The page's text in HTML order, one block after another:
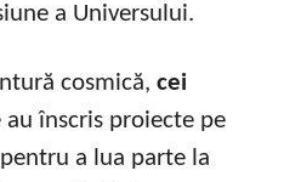
a Universului.
cosmică, cei
au înscris proiecte pe
a lua parte la